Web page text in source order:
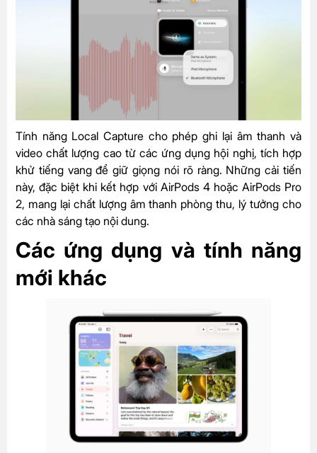
Tính năng Local Capture cho phép ghi lại âm thanh và
video chất lượng cao từ các ứng dụng hội nghị, tích hợp
khử tiếng vang để giữ giọng nói rõ ràng. Những cải tiến
này, đặc biệt khi kết hợp với AirPods 4 hoặc AirPods Pro
2, mang lại chất lượng âm thanh phòng thu, lý tưởng cho
các nhà sáng tạo nội dung.
Các ứng dụng và tính năng
mới khác